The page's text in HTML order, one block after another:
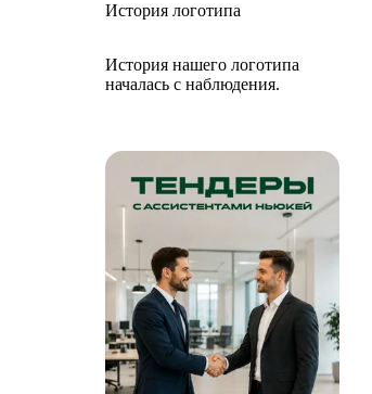
История логотипа
История нашего логотипа
началась с наблюдения.